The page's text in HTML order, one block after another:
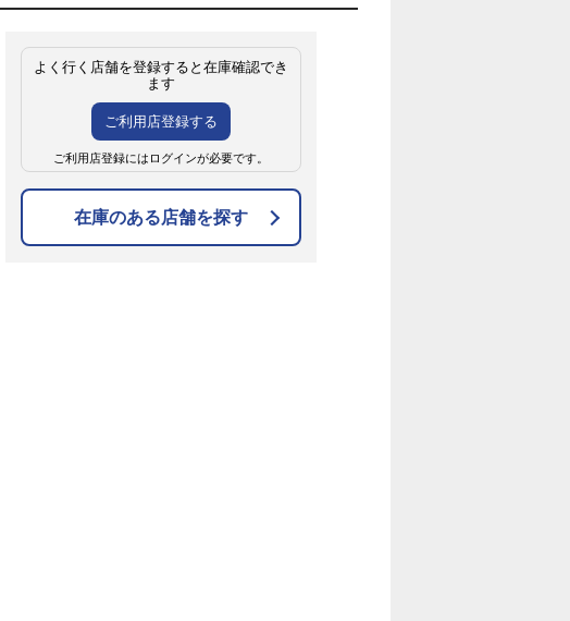
よく行く店舗を登録すると在庫確認でき
ます
ご利用店登録する
ご利用店登録にはログインが必要です。
在庫のある店舗を探す